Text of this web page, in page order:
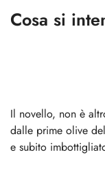
Cosa si
Il novello, non è
dalle prime olive
e subito